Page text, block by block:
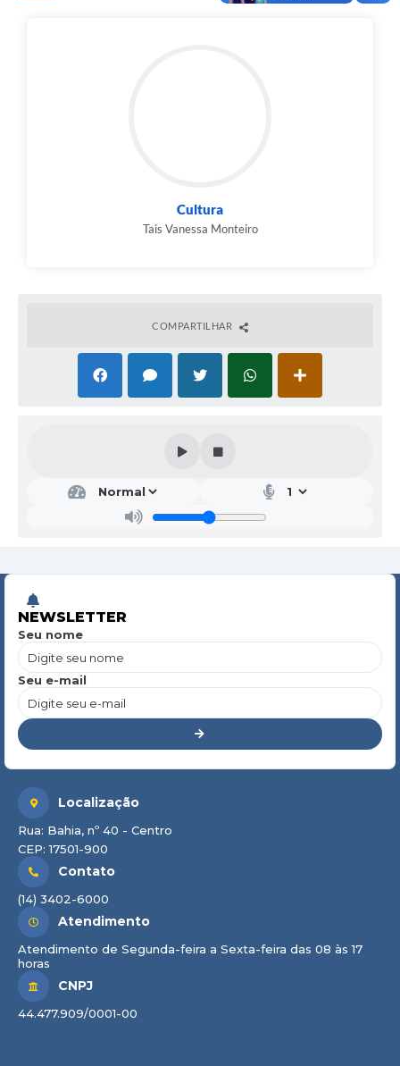
Cultura
Tais Vanessa Monteiro
COMPARTILHAR
NEWSLETTER
Seu nome
Seu e-mail
Localização
Rua: Bahia, nº 40 - Centro
CEP: 17501-900
Contato
(14) 3402-6000
Atendimento
Atendimento de Segunda-feira a Sexta-feira das 08 às 17
horas
CNPJ
44.477.909/0001-00